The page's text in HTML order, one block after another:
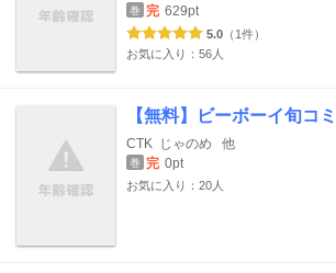
巻 完 629pt
5.0 （1件）
お気に入り：56人
【無料】ビーボーイ旬コ
CTK じゃのめ 他
巻 完 0pt
お気に入り：20人